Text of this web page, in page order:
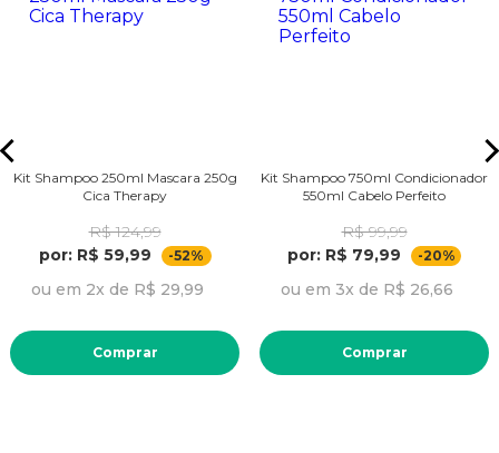
Kit Shampoo 250ml Mascara 250g
Cica Therapy
R$ 124,99
por: R$ 59,99
-52%
ou em 2x de R$ 29,99
Comprar
Kit Shampoo 750ml Condicionador
550ml Cabelo Perfeito
R$ 99,99
por: R$ 79,99
-20%
ou em 3x de R$ 26,66
Comprar